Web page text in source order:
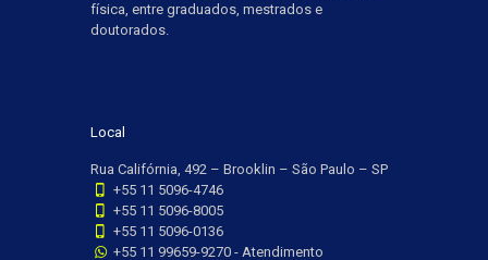
física, entre graduados, mestrados e
doutorados.
Local
Rua Califórnia, 492 – Brooklin – São Paulo – SP
+55 11 5096-4746
+55 11 5096-8005
+55 11 5096-0136
+55 11 99659-9270 - Atendimento